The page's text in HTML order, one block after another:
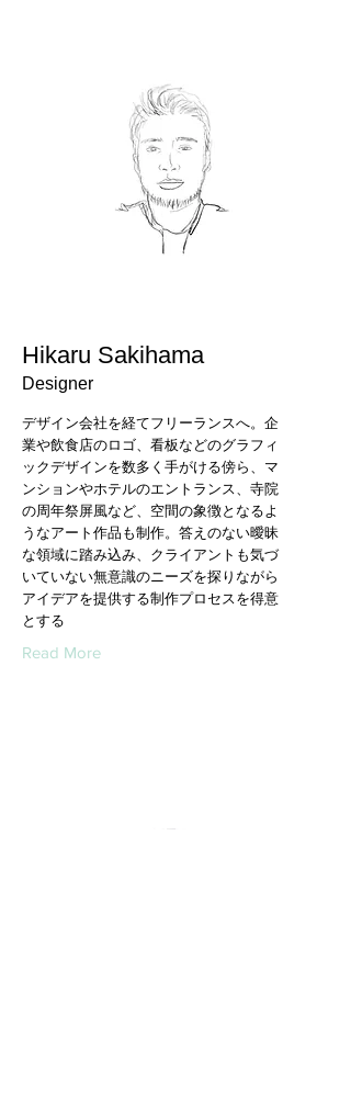
Hikaru Sakihama
Designer
デザイン会社を経てフリーランスへ。企
業や飲食店のロゴ、看板などのグラフィ
ックデザインを数多く手がける傍ら、マ
ンションやホテルのエントランス、寺院
の周年祭屏風など、空間の象徴となるよ
うなアート作品も制作。答えのない曖昧
な領域に踏み込み、クライアントも気づ
いていない無意識のニーズを探りながら
アイデアを提供する制作プロセスを得意
とする
Read More